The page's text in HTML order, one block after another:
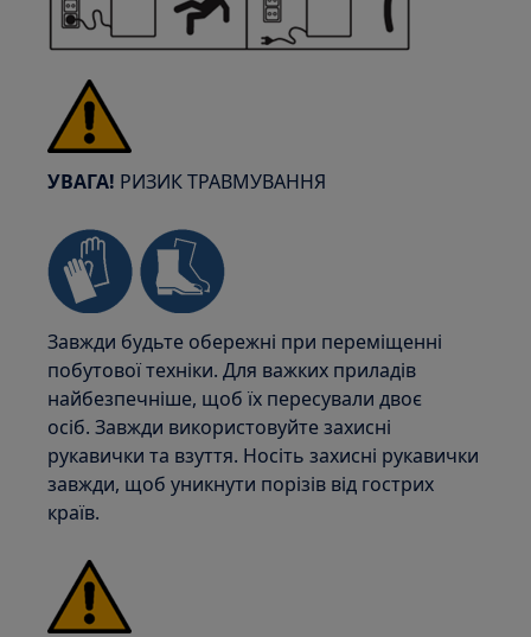
УВАГА! РИЗИК ТРАВМУВАННЯ
Завжди будьте обережні при переміщенні
побутової техніки. Для важких приладів
найбезпечніше, щоб їх пересували двоє
осіб. Завжди використовуйте захисні
рукавички та взуття. Носіть захисні рукавички
завжди, щоб уникнути порізів від гострих
країв.